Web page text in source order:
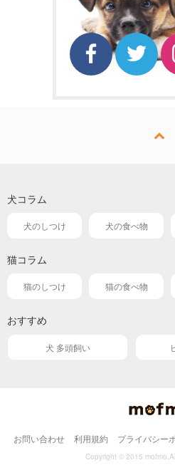
犬コラム
犬のしつけ 犬の食べ物
猫コラム
猫のしつけ 猫の食べ物
おすすめ
犬 多頭飼い
お問い合わせ 利用規約 プライバシー
Copyright © 2015